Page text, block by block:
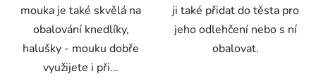
mouka je také skvělá na
obalování knedlíky,
halušky - mouku dobře
využijete i při...
ji také přidat do těsta pro
jeho odlehčení nebo s ní
obalovat.